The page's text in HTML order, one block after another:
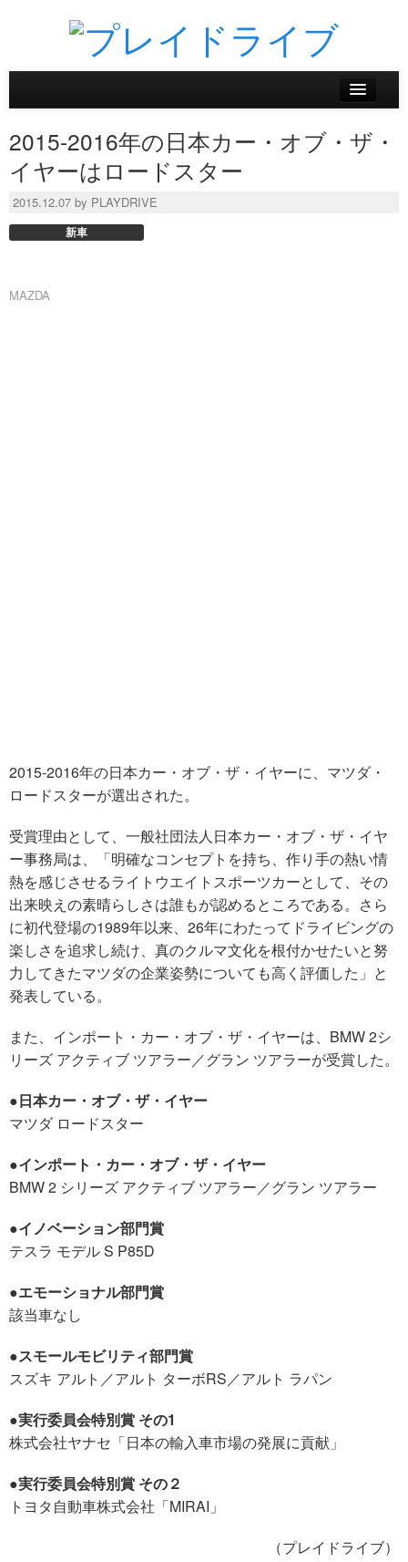
ニュース
リザルトデータベース
バックナンバー
2015-2016年の日本カー・オブ・ザ・
イヤーはロードスター
2015.12.07 by PLAYDRIVE
新車
MAZDA
2015-2016年の日本カー・オブ・ザ・イヤーに、マツダ・
ロードスターが選出された。
受賞理由として、一般社団法人日本カー・オブ・ザ・イヤ
ー事務局は、「明確なコンセプトを持ち、作り手の熱い情
熱を感じさせるライトウエイトスポーツカーとして、その
出来映えの素晴らしさは誰もが認めるところである。さら
に初代登場の1989年以来、26年にわたってドライビングの
楽しさを追求し続け、真のクルマ文化を根付かせたいと努
力してきたマツダの企業姿勢についても高く評価した」と
発表している。
また、インポート・カー・オブ・ザ・イヤーは、BMW 2シ
リーズ アクティブ ツアラー／グラン ツアラーが受賞した。
●日本カー・オブ・ザ・イヤー
マツダ ロードスター
●インポート・カー・オブ・ザ・イヤー
BMW 2 シリーズ アクティブ ツアラー／グラン ツアラー
●イノベーション部門賞
テスラ モデル S P85D
●エモーショナル部門賞
該当車なし
●スモールモビリティ部門賞
スズキ アルト／アルト ターボRS／アルト ラパン
●実行委員会特別賞 その1
株式会社ヤナセ「日本の輸入車市場の発展に貢献」
●実行委員会特別賞 その２
トヨタ自動車株式会社「MIRAI」
（プレイドライブ）